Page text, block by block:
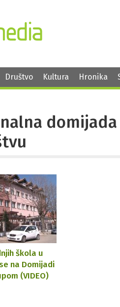
Društvo Kultura Hronika
škola u
na Domijadi
(VIDEO)